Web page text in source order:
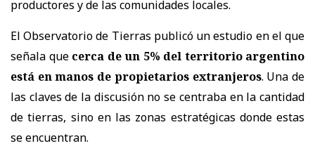
productores y de las comunidades locales.
El Observatorio de Tierras publicó un estudio en el que
señala que cerca de un 5% del territorio argentino
está en manos de propietarios extranjeros. Una de
las claves de la discusión no se centraba en la cantidad
de tierras, sino en las zonas estratégicas donde estas
se encuentran.